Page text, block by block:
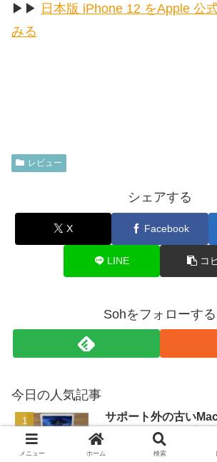
▶︎▶︎ 日本版 iPhone 12 をApple 公
みる
レビュー
シェアする
X Facebook
LINE コ
Sohをフォローする
今日の人気記事
サポート外の古い
macOS Catalinaを
メニュー ホーム 検索